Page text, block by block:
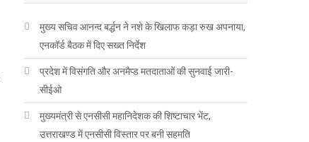
मुख्य सचिव आनन्द बर्द्धन ने नशे के खिलाफ कड़ा रुख अपनाया,
एनकॉर्ड बैठक में दिए सख्त निर्देश
प्रदेश में विसंगति और अनमैप्ड मतदाताओं की सुनवाई जारी-
सीईओ
मुख्यमंत्री से एनसीसी महानिदेशक की शिष्टाचार भेंट,
उत्तराखण्ड में एनसीसी विस्तार पर बनी सहमति